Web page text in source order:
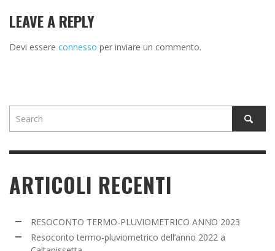
LEAVE A REPLY
Devi essere connesso per inviare un commento.
ARTICOLI RECENTI
RESOCONTO TERMO-PLUVIOMETRICO ANNO 2023
Resoconto termo-pluviometrico dell’anno 2022 a